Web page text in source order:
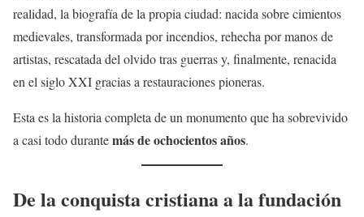
realidad, la biografía de la propia ciudad: nacida sobre cimientos
medievales, transformada por incendios, rehecha por manos de
artistas, rescatada del olvido tras guerras y, finalmente, renacida
en el siglo XXI gracias a restauraciones pioneras.
Esta es la historia completa de un monumento que ha sobrevivido
a casi todo durantemás de ochocientos años.
De la conquista cristiana a la fundación